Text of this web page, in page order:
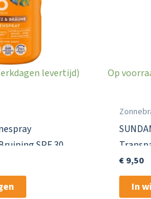
levertijd)
SPF 30
Op
€9,50
In